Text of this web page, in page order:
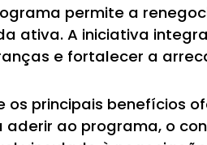
permite a
ativa. A iniciativa
e fortalecer a
os principais benefícios
aderir ao programa, o